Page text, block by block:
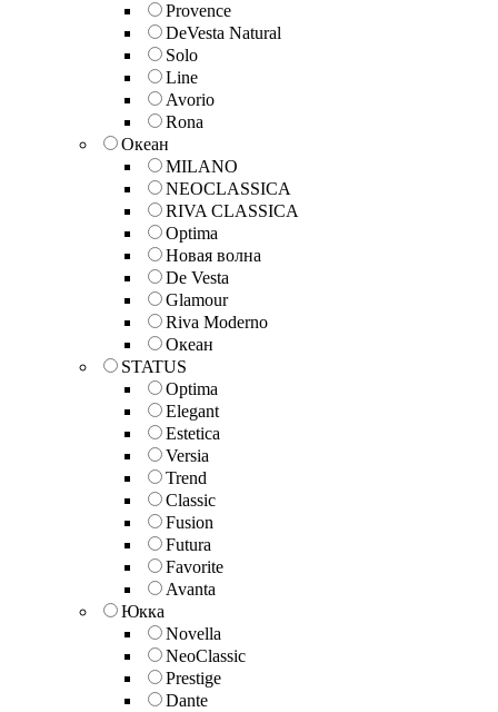
Provence
DeVesta Natural
Solo
Line
Avorio
Rona
Океан
MILANO
NEOCLASSICA
RIVA CLASSICA
Optima
Новая волна
De Vesta
Glamour
Riva Moderno
Океан
STATUS
Optima
Elegant
Estetica
Versia
Trend
Classic
Fusion
Futura
Favorite
Avanta
Юкка
Novella
NeoClassic
Prestige
Dante